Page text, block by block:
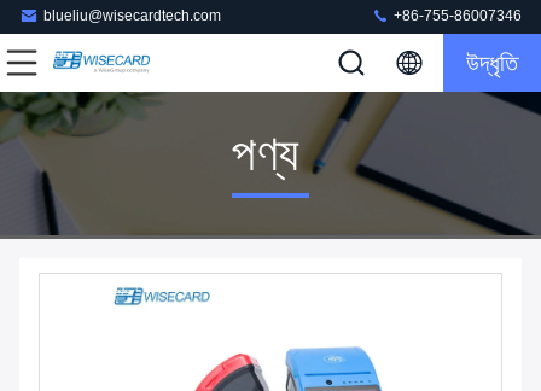
blueliu@wisecardtech.com +86-755-86007346
উদ্ধৃতি
পণ্য